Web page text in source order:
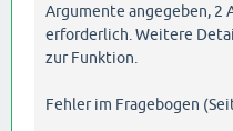
Argumente angegeben, 2
erforderlich. Weitere
zur Funktion.
Fehler im Fragebogen